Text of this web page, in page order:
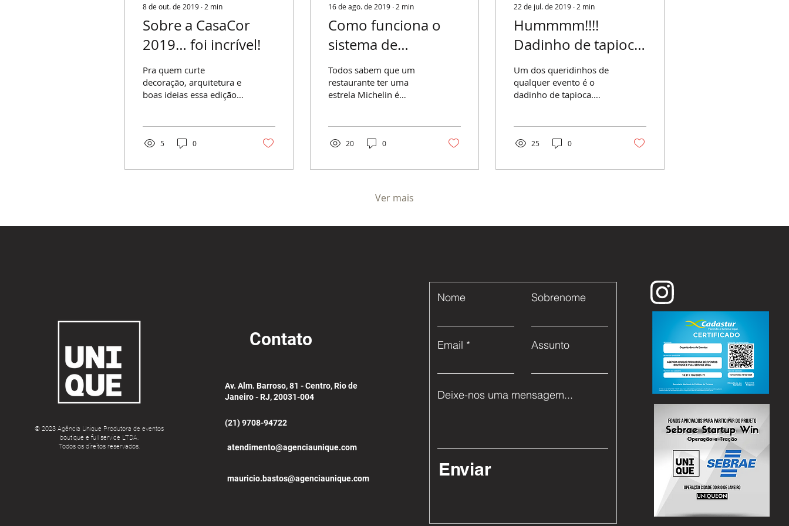
8 de out. de 2019 ∙ 2 min
Sobre a CasaCor
2019… foi incrível!
Pra quem curte
decoração, arquitetura e
boas ideias essa edição
com...
5 0
16 de ago. de 2019 ∙ 2 min
Como funciona o
sistema de
classificação do guia
Michelin
Todos sabem que um
restaurante ter uma
estrela Michelin é
quais são os...
20 0
22 de jul. de 2019 ∙ 2 min
Hummmm!!!!
Dadinho de tapioca
picante Unique.
Um dos queridinhos de
qualquer evento é o
dadinho de tapioca.
as...
25 0
Ver mais
© 2023 Agência Unique Produtora de eventos
boutique e full service LTDA.
Todos os direitos reservados.
Contato
Av. Alm. Barroso, 81 - Centro, Rio de
Janeiro - RJ, 20031-004
(21) 9708-94722
atendimento@agenciaunique.com
mauricio.bastos@agenciaunique.com
Nome
Email
Sobrenome
Assunto
Deixe-nos uma mensagem...
Enviar